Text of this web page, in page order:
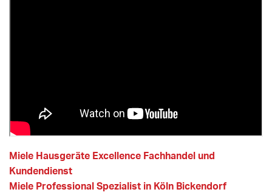
Miele Hausgeräte Excellence Fachhandel und
Kundendienst
Miele Professional Spezialist in Köln Bickendorf